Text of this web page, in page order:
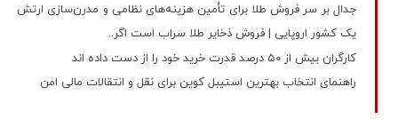
جدال بر سر فروش طلا برای تأمین هزینه‌های نظامی و مدرن‌سازی ارتش
یک کشور اروپایی | فروش ذخایر طلا سراب است اگر..
کارگران بیش از 50 درصد قدرت خرید خود را از دست داده اند
راهنمای انتخاب بهترین استیبل کوین برای نقل و انتقالات مالی امن